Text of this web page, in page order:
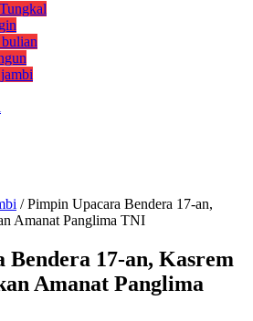
/ Pimpin Upacara Bendera 17-an,
Amanat Panglima TNI
Bendera 17-an, Kasrem
Amanat Panglima